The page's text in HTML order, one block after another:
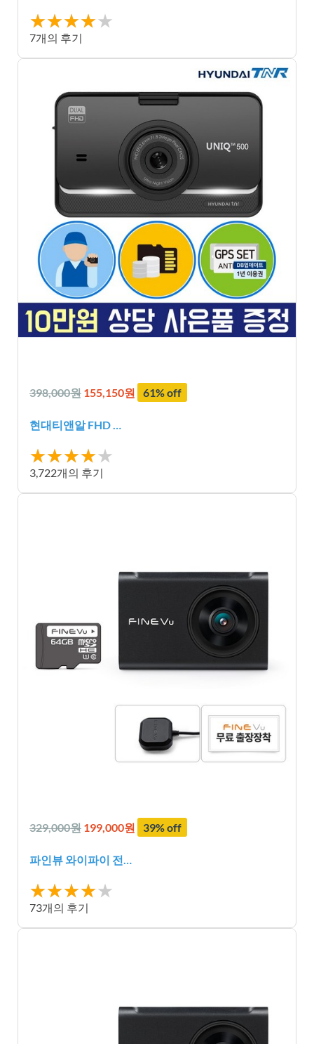
★★★★
★
★★★★★
7개의 후기
398,000원 155,150원 61% off
현대티앤알 FHD …
★★★★
★
★★★★★
3,722개의 후기
329,000원 199,000원 39% off
파인뷰 와이파이 전…
★★★★
★
★★★★★
73개의 후기